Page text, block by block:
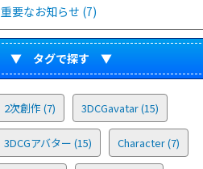
重要なお知らせ (7)
▼ タグで探す ▼
2次創作 (7) 3DCGavatar(15)
3DCGアバター (15) Character(7)